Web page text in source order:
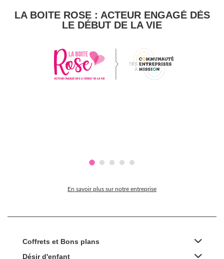
LA BOITE ROSE : ACTEUR ENGAGÉ DÈS
LE DÉBUT DE LA VIE
En savoir plus sur notre entreprise
Coffrets et Bons plans
Désir d'enfant